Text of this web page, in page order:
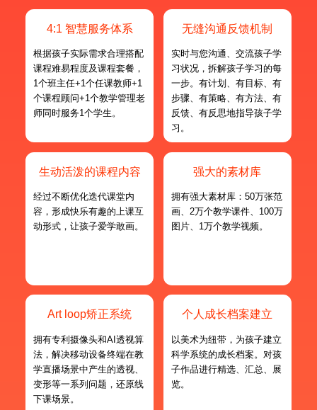
4:1 智慧服务体系
根据孩子实际需求合理搭配
课程难易程度及课程套餐，
1个班主任+1个任课教师+1
个课程顾问+1个教学管理老
师同时服务1个学生。
无缝沟通反馈机制
实时与您沟通、交流孩子学
习状况，拆解孩子学习的每
一步。有计划、有目标、有
步骤、有策略、有方法、有
反馈、有反思地指导孩子学
习。
生动活泼的课程内容
经过不断优化迭代课堂内
容，形成快乐有趣的上课互
动形式，让孩子爱学敢画。
强大的素材库
拥有强大素材库：50万张范
画、2万个教学课件、100万
图片、1万个教学视频。
Art loop矫正系统
拥有专利摄像头和AI透视算
法，解决移动设备终端在教
学直播场景中产生的透视、
变形等一系列问题，还原线
下课场景。
个人成长档案建立
以美术为纽带，为孩子建立
科学系统的成长档案。对孩
子作品进行精选、汇总、展
览。